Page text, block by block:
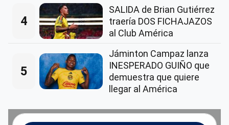
4
SALIDA de Brian Gutiérrez
traería DOS FICHAJAZOS
al Club América
5
Jáminton Campaz lanza
INESPERADO GUIÑO que
demuestra que quiere
llegar al América